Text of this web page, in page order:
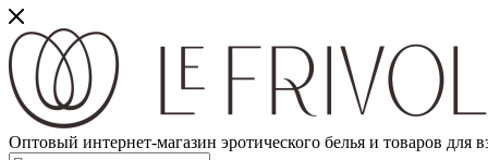
Оптовый интернет-магазин эротического белья и товаров для